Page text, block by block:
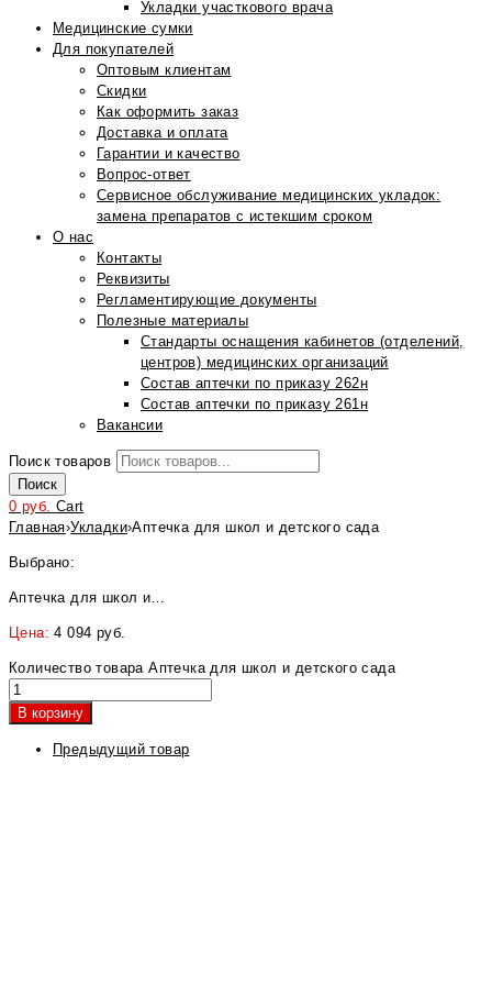
Укладки участкового врача
Медицинские сумки
Для покупателей
Оптовым клиентам
Скидки
Как оформить заказ
Доставка и оплата
Гарантии и качество
Вопрос-ответ
Сервисное обслуживание медицинских укладок:
замена препаратов с истекшим сроком
О нас
Контакты
Реквизиты
Регламентирующие документы
Полезные материалы
Стандарты оснащения кабинетов (отделений,
центров) медицинских организаций
Состав аптечки по приказу 262н
Состав аптечки по приказу 261н
Вакансии
Поиск товаров
Поиск
0 руб. Cart
Главная›Укладки›Аптечка для школ и детского сада
Выбрано:
Аптечка для школ и…
Цена:4 094 руб.
Количество товара Аптечка для школ и детского сада
В корзину
Предыдущий товар